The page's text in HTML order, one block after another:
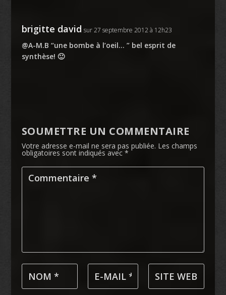
brigitte david sur 27 septembre 2012 à 12h23
@A-M.B “une bombe à l’oeil… ” bel esprit de
synthèse! 🙂
SOUMETTRE UN COMMENTAIRE
Votre adresse e-mail ne sera pas publiée. Les champs
obligatoires sont indiqués avec *